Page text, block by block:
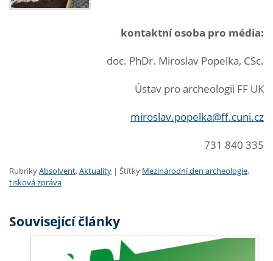
kontaktní osoba pro média:
doc. PhDr. Miroslav Popelka, CSc.
Ústav pro archeologii FF UK
miroslav.popelka@ff.cuni.cz
731 840 335
RubrikyAbsolvent,Aktuality | Štítky Mezinárodní den archeologie,
tisková zpráva
Související články